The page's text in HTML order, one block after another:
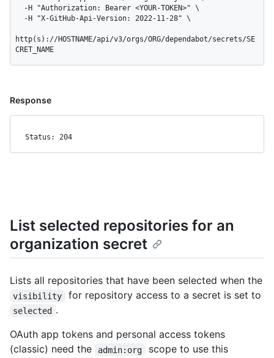
http(s)://HOSTNAME/api/v3/orgs/ORG/dependabot/secrets/SE
CRET_NAME
Response
Status: 204
List selected repositories for an
organization secret
Lists all repositories that have been selected when the
visibility for repository access to a secret is set to
selected .
OAuth app tokens and personal access tokens
(classic) need the
admin:org
scope to use this